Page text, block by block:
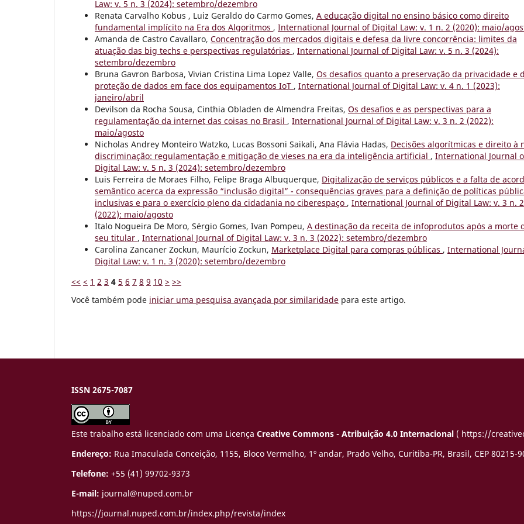
Law: v. 5 n. 3 (2024): setembro/dezembro
Renata Carvalho Kobus , Luiz Geraldo do Carmo Gomes, A educação digital no ensino básico como direito
fundamental implícito na Era dos Algoritmos , International Journal of Digital Law: v. 1 n. 2 (2020): maio/
Amanda de Castro Cavallaro, Concentração dos mercados digitais e defesa da livre concorrência: limites da
atuação das big techs e perspectivas regulatórias , International Journal of Digital Law: v. 5 n. 3 (2024):
setembro/dezembro
Bruna Gavron Barbosa, Vivian Cristina Lima Lopez Valle, Os desafios quanto a preservação da privacidade e
proteção de dados em face dos equipamentos IoT , International Journal of Digital Law: v. 4 n. 1 (2023):
janeiro/abril
Devilson da Rocha Sousa, Cinthia Obladen de Almendra Freitas, Os desafios e as perspectivas para a
regulamentação da internet das coisas no Brasil , International Journal of Digital Law: v. 3 n. 2 (2022):
maio/agosto
Nicholas Andrey Monteiro Watzko, Lucas Bossoni Saikali, Ana Flávia Hadas, Decisões algorítmicas e direito à
discriminação: regulamentação e mitigação de vieses na era da inteligência artificial , International Journal
Digital Law: v. 5 n. 3 (2024): setembro/dezembro
Luis Ferreira de Moraes Filho, Felipe Braga Albuquerque, Digitalização de serviços públicos e a falta de
semântico acerca da expressão “inclusão digital” - consequências graves para a definição de políticas
inclusivas e para o exercício pleno da cidadania no ciberespaço , International Journal of Digital Law: v. 3 n. 2
(2022): maio/agosto
Italo Nogueira De Moro, Sérgio Gomes, Ivan `Pompeu, A destinação da receita de infoprodutos após a morte
seu titular , International Journal of Digital Law: v. 3 n. 3 (2022): setembro/dezembro
Carolina Zancaner Zockun, Maurício Zockun, Marketplace Digital para compras públicas , International
Digital Law: v. 1 n. 3 (2020): setembro/dezembro
<< < 1 2 3 4 5 6 7 8 9 10 > >>
Você também pode iniciar uma pesquisa avançada por similaridade para este artigo.
ISSN 2675-7087
Este trabalho está licenciado com uma Licença Creative Commons - Atribuição 4.0 Internacional ( https://
Endereço: Rua Imaculada Conceição, 1155, Bloco Vermelho, 1º andar, Prado Velho, Curitiba-PR, Brasil, CEP 80215-
Telefone: +55 (41) 99702-9373
E-mail: journal@nuped.com.br
https://journal.nuped.com.br/index.php/revista/index